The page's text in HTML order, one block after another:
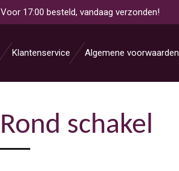
Voor 17:00 besteld, vandaag verzonden!
Klantenservice Algemene voorwaarden
Rond schakel